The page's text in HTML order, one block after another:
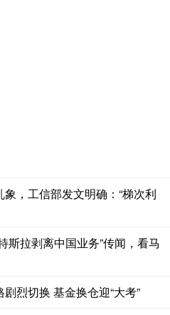
，工信部发文明确：“梯次利
斯拉剥离中国业务”传闻，看马
烈切换 基金换仓迎“大考”